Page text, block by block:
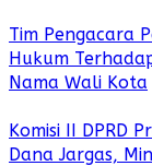
Tim Pengacara
Hukum
Nama Wali Kota
Komisi II DPRD
Dana Jargas,